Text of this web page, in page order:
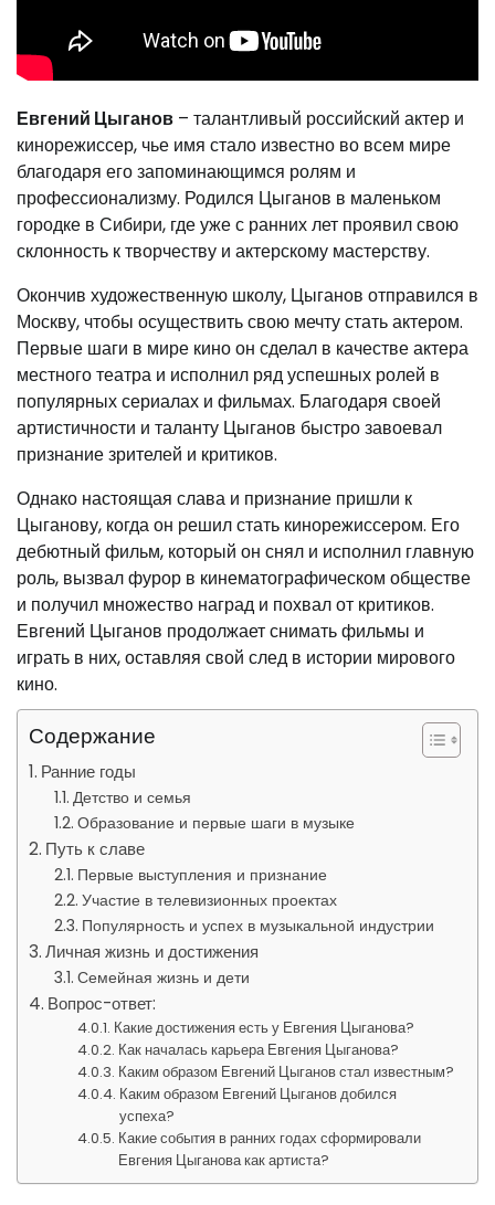
Евгений Цыганов – талантливый российский актер и
кинорежиссер, чье имя стало известно во всем мире
благодаря его запоминающимся ролям и
профессионализму. Родился Цыганов в маленьком
городке в Сибири, где уже с ранних лет проявил свою
склонность к творчеству и актерскому мастерству.
Окончив художественную школу, Цыганов отправился в
Москву, чтобы осуществить свою мечту стать актером.
Первые шаги в мире кино он сделал в качестве актера
местного театра и исполнил ряд успешных ролей в
популярных сериалах и фильмах. Благодаря своей
артистичности и таланту Цыганов быстро завоевал
признание зрителей и критиков.
Однако настоящая слава и признание пришли к
Цыганову, когда он решил стать кинорежиссером. Его
дебютный фильм, который он снял и исполнил главную
роль, вызвал фурор в кинематографическом обществе
и получил множество наград и похвал от критиков.
Евгений Цыганов продолжает снимать фильмы и
играть в них, оставляя свой след в истории мирового
кино.
Содержание
Ранние годы
Детство и семья
Образование и первые шаги в музыке
Путь к славе
Первые выступления и признание
Участие в телевизионных проектах
Популярность и успех в музыкальной индустрии
Личная жизнь и достижения
Семейная жизнь и дети
Вопрос-ответ:
Какие достижения есть у Евгения Цыганова?
Как началась карьера Евгения Цыганова?
Каким образом Евгений Цыганов стал известным?
Каким образом Евгений Цыганов добился
успеха?
Какие события в ранних годах сформировали
Евгения Цыганова как артиста?